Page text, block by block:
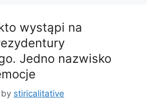
wystąpi na
Jedno nazwisko
by stiricalitative